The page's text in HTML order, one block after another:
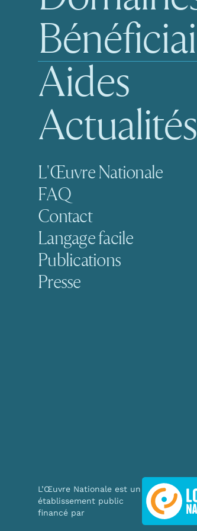
This
We use
traffic.
Aides
Actualités
Navigation
L'Œuvre Nationale
FAQ
Contact
Langage facile
Publications
Presse
L’Œuvre Nationale est un
établissement public
financé par